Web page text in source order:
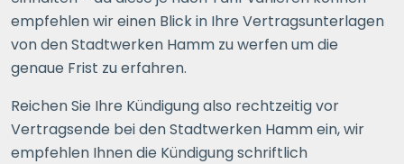
empfehlen wir einen Blick in Ihre Vertragsunterlagen
von den Stadtwerken Hamm zu werfen um die
genaue Frist zu erfahren.
Reichen Sie Ihre Kündigung also rechtzeitig vor
Vertragsende bei den Stadtwerken Hamm ein, wir
empfehlen Ihnen die Kündigung schriftlich